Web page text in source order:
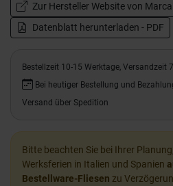
Zur Hersteller Website von
Datenblatt herunterladen - PDF
Bestellzeit 10-15 Werktage, Versandzeit
Bei heutiger Bestellung und
Versand über Spedition
Bitte beachten Sie bei Ihrer
Werksferien in Italien und Spanien
Bestellware-Fliesen zu